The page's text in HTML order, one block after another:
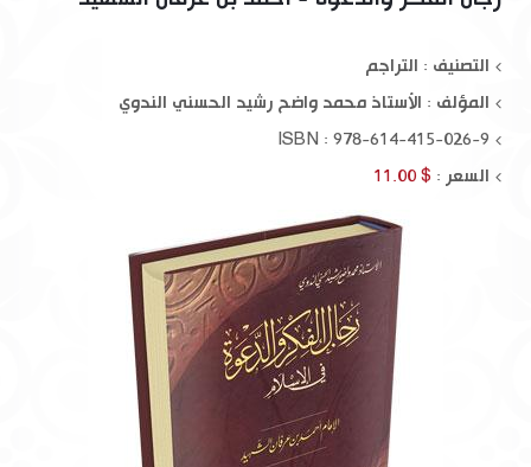
التصنيف : التراجم
المؤلف : الأستاذ محمد واضح رشيد الحسني الندوي
ISBN : 978-614-415-026-9
السعر : $ 11.00